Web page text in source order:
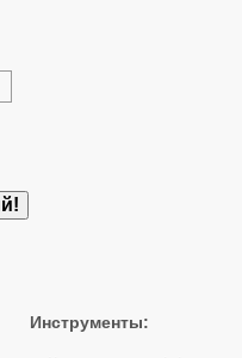
Инструменты: